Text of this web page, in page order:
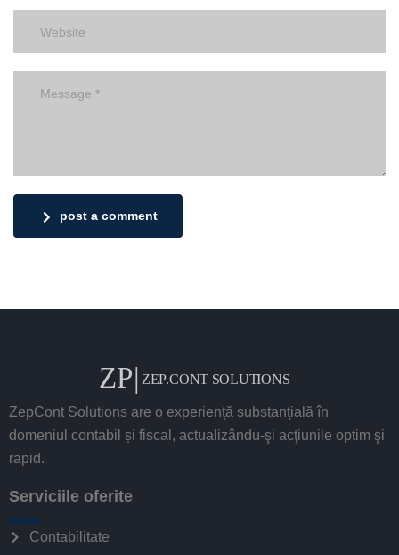
post a comment
ZepCont Solutions are o experienţă substanţială în
domeniul contabil și fiscal, actualizându-şi acţiunile optim şi
rapid.
Serviciile oferite
Contabilitate